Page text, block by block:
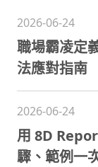
2026-06-24
職場霸凌定
法應對指南
2026-06-24
用 8D
驟、範例一